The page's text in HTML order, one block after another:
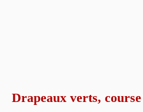
Drapeaux verts, course